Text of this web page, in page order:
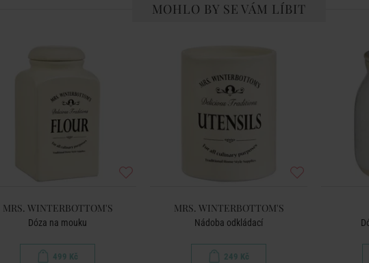
MOHLO BY SE VÁM LÍBIT
MRS. WINTERBOTTOM'S
Dóza na mouku
499 Kč
MRS. WINTERBOTTOM'S
Nádoba odkládací
249 Kč